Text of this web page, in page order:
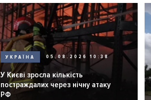
УКРАЇНА 05.08.2026 10:38
У Києві зросла кількість
постраждалих через нічну атаку
РФ